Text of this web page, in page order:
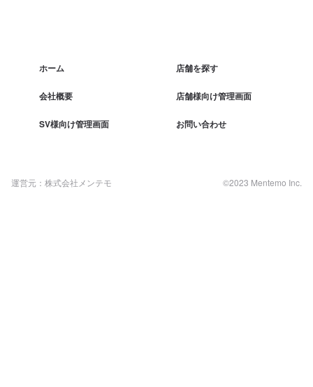
ホーム 店舗を探す
会社概要 店舗様向け管理画面
SV様向け管理画面 お問い合わせ
運営元：株式会社メンテモ ©2023 Mentemo Inc.